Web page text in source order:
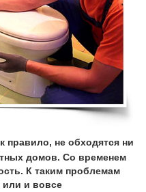
правило, не обходятся ни
домов. Со временем
К таким проблемам
или и вовсе